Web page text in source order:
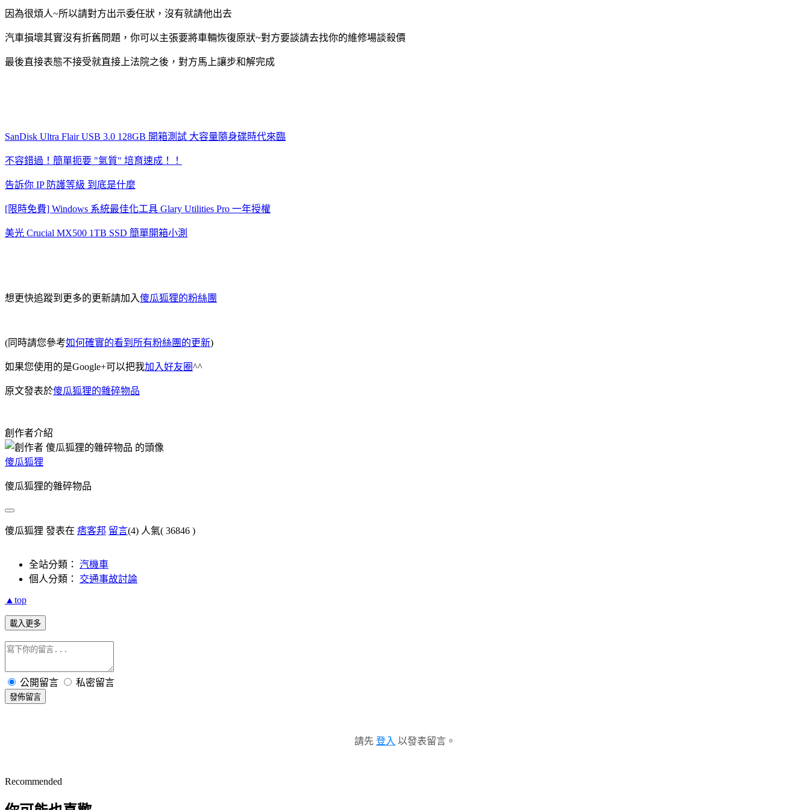
因為很煩人~所以請對方出示委任狀，沒有就請他出去
汽車損壞其實沒有折舊問題，你可以主張要將車輛恢復原狀~對方要談請去找你的維修場談殺價
最後直接表態不接受就直接上法院之後，對方馬上讓步和解完成
SanDisk Ultra Flair USB 3.0 128GB 開箱測試 大容量隨身碟時代來臨
不容錯過！簡單扼要 "氣質" 培育速成！！
告訴你 IP 防護等級 到底是什麼
[限時免費] Windows 系統最佳化工具 Glary Utilities Pro 一年授權
美光 Crucial MX500 1TB SSD 簡單開箱小測
想更快追蹤到更多的更新請加入傻瓜狐狸的粉絲團
(同時請您參考如何確實的看到所有粉絲團的更新)
如果您使用的是Google+可以把我加入好友圈^^
原文發表於傻瓜狐狸的雜碎物品
創作者介紹
傻瓜狐狸
傻瓜狐狸的雜碎物品
傻瓜狐狸 發表在 痞客邦 留言(4) 人氣( 36846 )
全站分類： 汽機車
個人分類： 交通事故討論
▲top
載入更多
公開留言 私密留言
發佈留言
請先 登入 以發表留言。
Recommended